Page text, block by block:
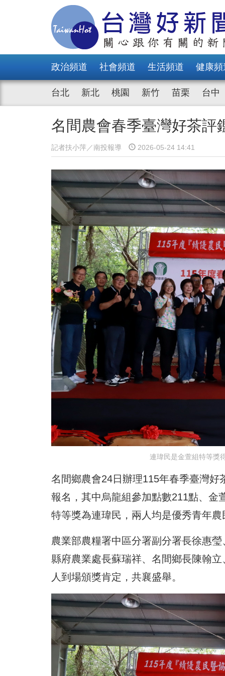
政治頻道 社會頻道 生活頻道 健康頻
台北 新北 桃園 新竹 苗栗 台中
名間農會春季臺灣好茶
記者扶小萍／南投報導 2026-05-24 14:41
連瑋民是金萱組特等獎
名間鄉農會24日辦理115年春季臺灣
報名，其中烏龍組參加點數211點、金
特等獎為連瑋民，兩人均是優秀青年
農業部農糧署中區分署副分署長徐惠
縣府農業處長蘇瑞祥、名間鄉長陳翰
人到場頒獎肯定，共襄盛舉。